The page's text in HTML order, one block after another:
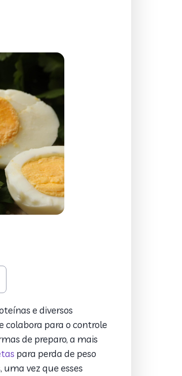
e diversos
colabora para o controle
de preparo, a mais
para perda de peso
vez que esses